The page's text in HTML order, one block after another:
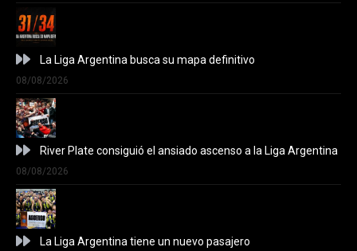
La Liga Argentina busca su mapa definitivo
08/08/2026
River Plate consiguió el ansiado ascenso a la Liga Argentina
08/08/2026
La Liga Argentina tiene un nuevo pasajero